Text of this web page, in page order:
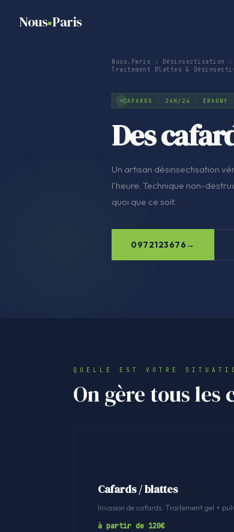
Nous Paris
Nous.Paris › Désinsectisation ›
Traitement Blattes &
CAFARDS · 24H/24 · ÉRAGNY
Des
Un artisan désinsectisation
l'heure. Technique non-
quoi que ce soit.
0972123676
QUELLE EST VOTRE
On gère tous les
Cafards / blattes
Invasion de cafards. Traitement gel +
à partir de 120€